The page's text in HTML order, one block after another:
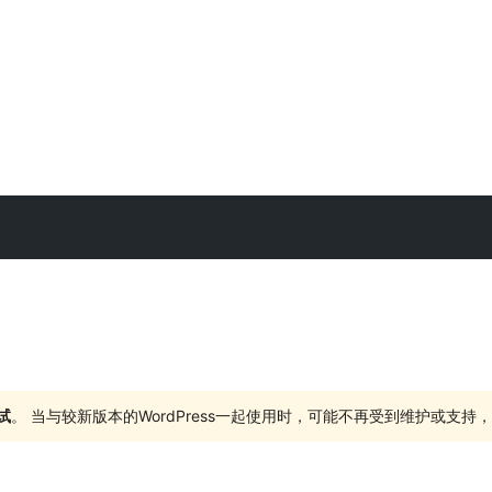
。 当与较新版本的WordPress一起使用时，可能不再受到维护或支持